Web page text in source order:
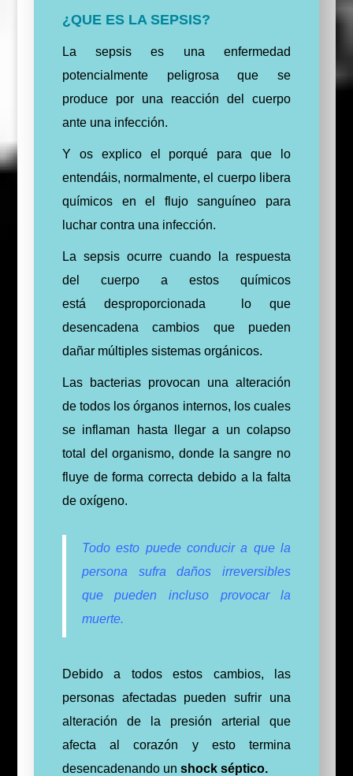
¿QUE ES LA SEPSIS?
La sepsis es una enfermedad
potencialmente peligrosa que se
produce por una reacción del cuerpo
ante una infección.
Y os explico el porqué para que lo
entendáis, normalmente, el cuerpo libera
químicos en el flujo sanguíneo para
luchar contra una infección.
La sepsis ocurre cuando la respuesta
del cuerpo a estos químicos
está desproporcionada lo que
desencadena cambios que pueden
dañar múltiples sistemas orgánicos.
Las bacterias provocan una alteración
de todos los órganos internos, los cuales
se inflaman hasta llegar a un colapso
total del organismo, donde la sangre no
fluye de forma correcta debido a la falta
de oxígeno.
Todo esto puede conducir a que la
persona sufra daños irreversibles
que pueden incluso provocar la
muerte.
Debido a todos estos cambios, las
personas afectadas pueden sufrir una
alteración de la presión arterial que
afecta al corazón y esto termina
desencadenando un shock séptico.